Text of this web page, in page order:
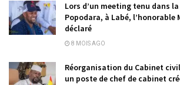
Lors d’un meeting tenu dans
Popodara, à Labé, l’honorable
déclaré
8 MOIS AGO
Réorganisation du Cabinet
un poste de chef de cabinet